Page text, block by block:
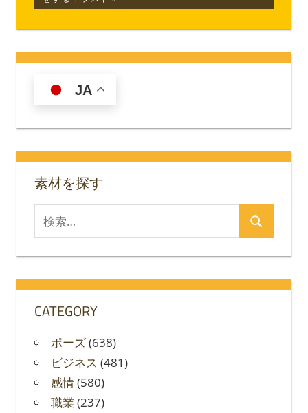
ナ
ビ
ゲ
ー
ョ
ン
事:
事:
JA
素材を探す
索
対
検
CATEGORY
ポーズ(638)
ビジネス (481)
感情(580)
職業 (237)